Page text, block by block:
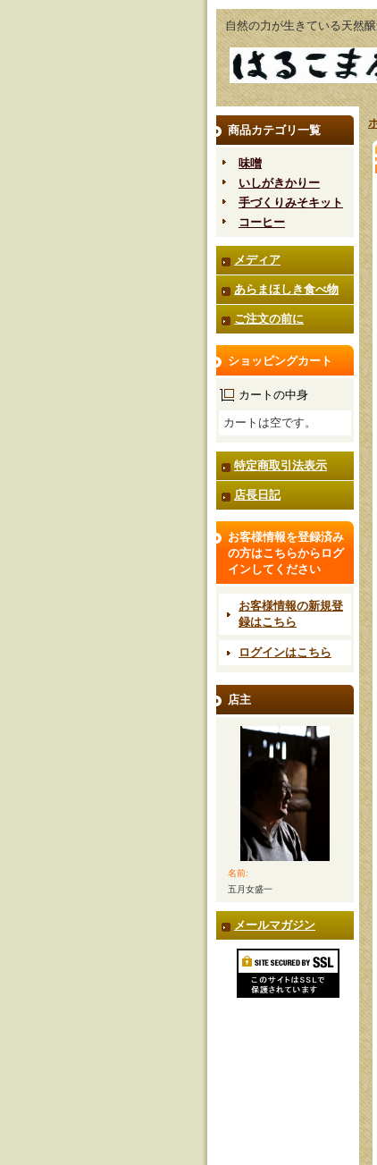
自然の力が生きている天然
商品カテゴリ一覧
味噌
いしがきかりー
手づくりみそキット
コーヒー
メディア
あらまほしき食べ物
ご注文の前に
ショッピングカート
カートの中身
カートは空です。
特定商取引法表示
店長日記
お客様情報を登録済み
の方はこちらからログ
インしてください
お客様情報の新規登
録はこちら
ログインはこちら
店主
名前:
五月女盛一
メールマガジン